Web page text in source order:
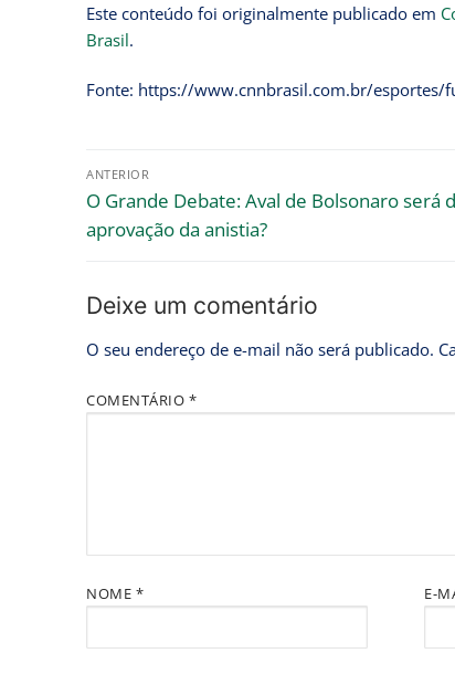
Este conteúdo foi originalmente publicado em
Brasil.
Fonte: https://www.cnnbrasil.com.br/
ANTERIOR
O Grande Debate: Aval de Bolsonaro será
aprovação da anistia?
Deixe um comentário
O seu endereço de e-mail não será publicado.
COMENTÁRIO *
NOME * E-